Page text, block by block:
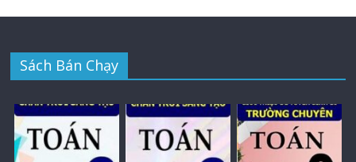
Sách Bán Chạy